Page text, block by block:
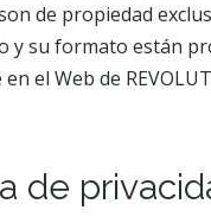
son de propiedad
y su formato están
el Web de
de